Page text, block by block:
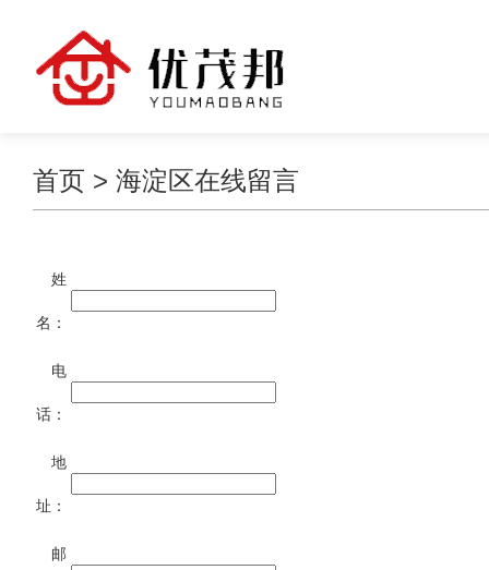
首页 > 海淀区在线留言
姓
名：
电
话：
地
址：
邮